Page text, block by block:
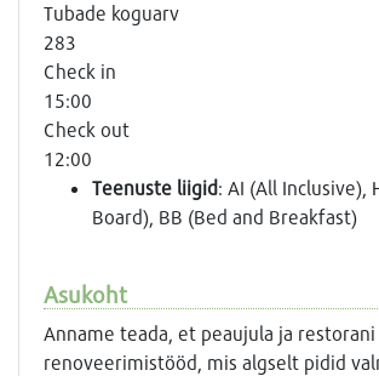
Tubade koguarv
283
Check in
15:00
Check out
12:00
Teenuste liigid: AI (All Inclusive),
Board), BB (Bed and Breakfast)
Asukoht
Anname teada, et peaujula ja
renoveerimistööd, mis algselt pidid